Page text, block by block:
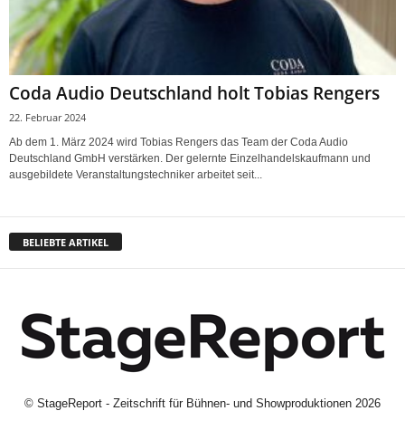
Coda Audio Deutschland holt Tobias Rengers
22. Februar 2024
Ab dem 1. März 2024 wird Tobias Rengers das Team der Coda Audio
Deutschland GmbH verstärken. Der gelernte Einzelhandelskaufmann und
ausgebildete Veranstaltungstechniker arbeitet seit...
BELIEBTE ARTIKEL
© StageReport - Zeitschrift für Bühnen- und Showproduktionen 2026